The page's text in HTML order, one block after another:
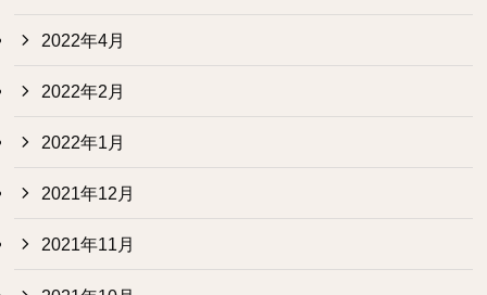
2022年4月
2022年2月
2022年1月
2021年12月
2021年11月